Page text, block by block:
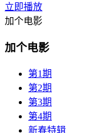
立即播放
加个电影
加个电影
第1期
第2期
第3期
第4期
新春特辑